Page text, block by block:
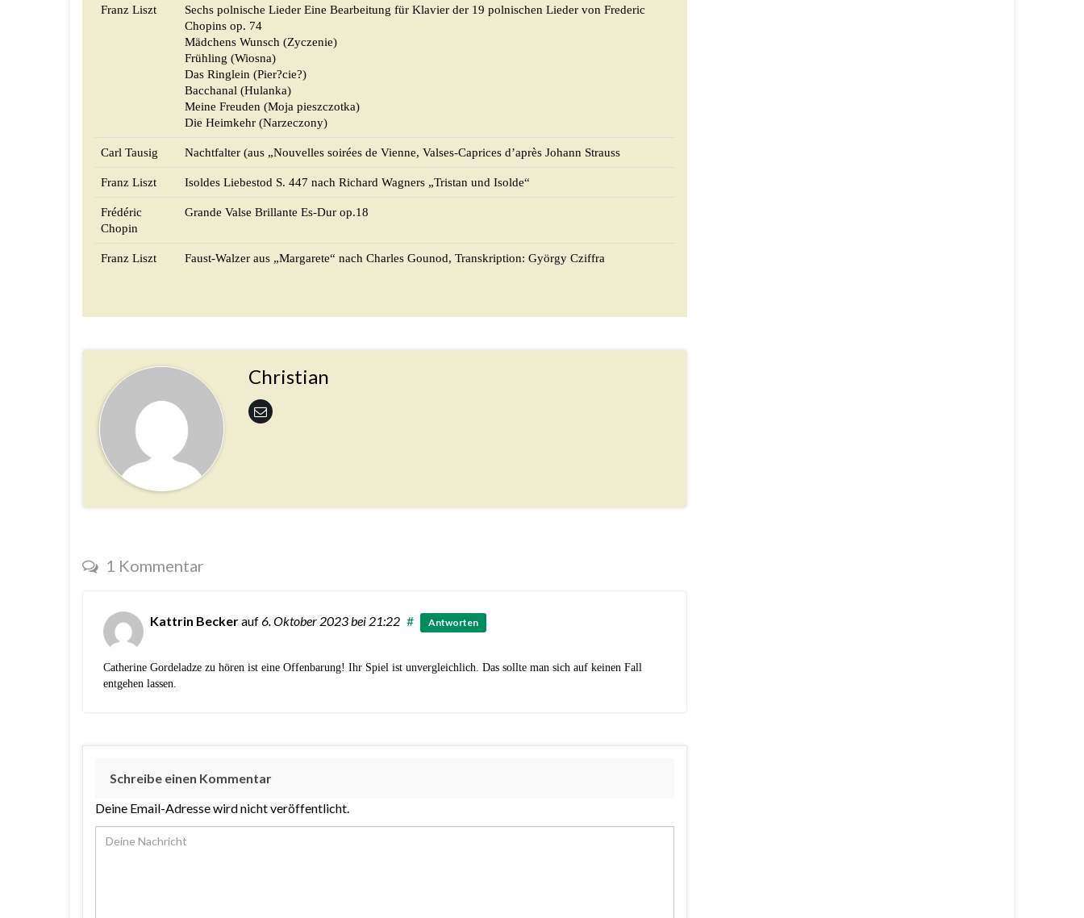
Franz Liszt
Sechs polnische Lieder Eine Bearbeitung für Klavier der 19 polnischen Lieder von Frederic
Chopins op. 74
Mädchens Wunsch (Zyczenie)
Frühling (Wiosna)
Das Ringlein (Pier?cie?)
Bacchanal (Hulanka)
Meine Freuden (Moja pieszczotka)
Die Heimkehr (Narzeczony)
Carl Tausig Nachtfalter (aus „Nouvelles soirées de Vienne, Valses-Caprices d’après Johann Strauss
Franz Liszt Isoldes Liebestod S. 447 nach Richard Wagners „Tristan und Isolde“
Frédéric
Chopin
Grande Valse Brillante Es-Dur op.18
Franz Liszt Faust-Walzer aus „Margarete“ nach Charles Gounod, Transkription: György Cziffra
Christian
1 Kommentar
Kattrin Beckerauf6. Oktober 2023bei 21:22 # Antworten
Catherine Gordeladze zu hören ist eine Offenbarung! Ihr Spiel ist unvergleichlich. Das sollte man sich auf keinen Fall
entgehen lassen.
Schreibe einen Kommentar
Deine Email-Adresse wird nicht veröffentlicht.